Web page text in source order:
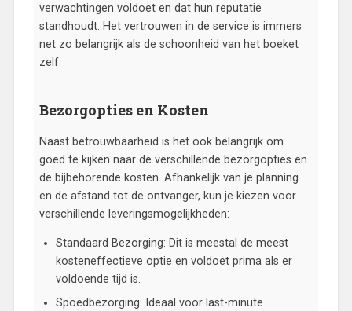
verwachtingen voldoet en dat hun reputatie
standhoudt. Het vertrouwen in de service is immers
net zo belangrijk als de schoonheid van het boeket
zelf.
Bezorgopties en Kosten
Naast betrouwbaarheid is het ook belangrijk om
goed te kijken naar de verschillende bezorgopties en
de bijbehorende kosten. Afhankelijk van je planning
en de afstand tot de ontvanger, kun je kiezen voor
verschillende leveringsmogelijkheden:
Standaard Bezorging: Dit is meestal de meest
kosteneffectieve optie en voldoet prima als er
voldoende tijd is.
Spoedbezorging: Ideaal voor last-minute